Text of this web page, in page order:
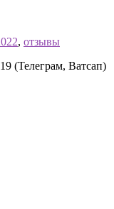
, отзывы
(Телеграм, Ватсап)